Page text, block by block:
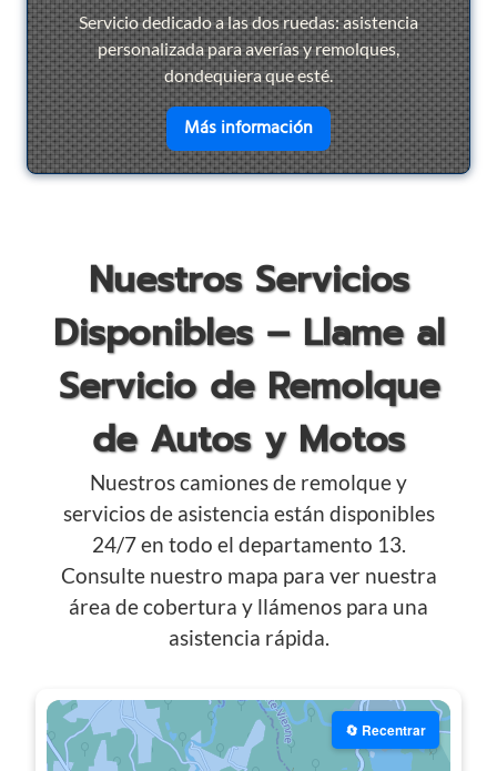
Servicio dedicado a las dos ruedas: asistencia
personalizada para averías y remolques,
dondequiera que esté.
Más informaciónen savoir plus sur
Nuestros Servicios
Disponibles – Llame al
Servicio de Remolque
de Autos y Motos
Nuestros camiones de remolque y
servicios de asistencia están disponibles
24/7 en todo el departamento 13.
Consulte nuestro mapa para ver nuestra
área de cobertura y llámenos para una
asistencia rápida.
🔄 Recentrar